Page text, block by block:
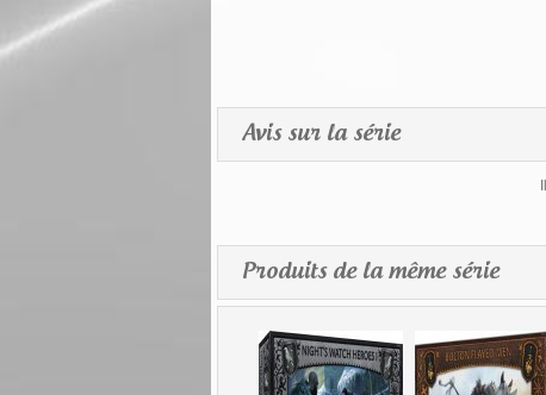
Avis sur la série
Produits de la même série